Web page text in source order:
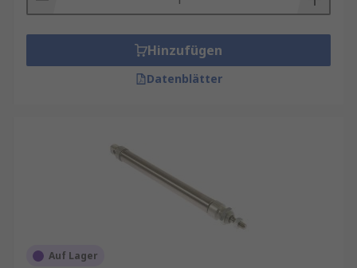
Hinzufügen
Datenblätter
Auf Lager